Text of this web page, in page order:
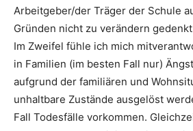
Arbeitgeber/der Träger der Schule
Gründen nicht zu verändern
Im Zweifel fühle ich mich
in Familien (im besten Fall nur)
aufgrund der familiären und
unhaltbare Zustände ausgelöst
Fall Todesfälle vorkommen.